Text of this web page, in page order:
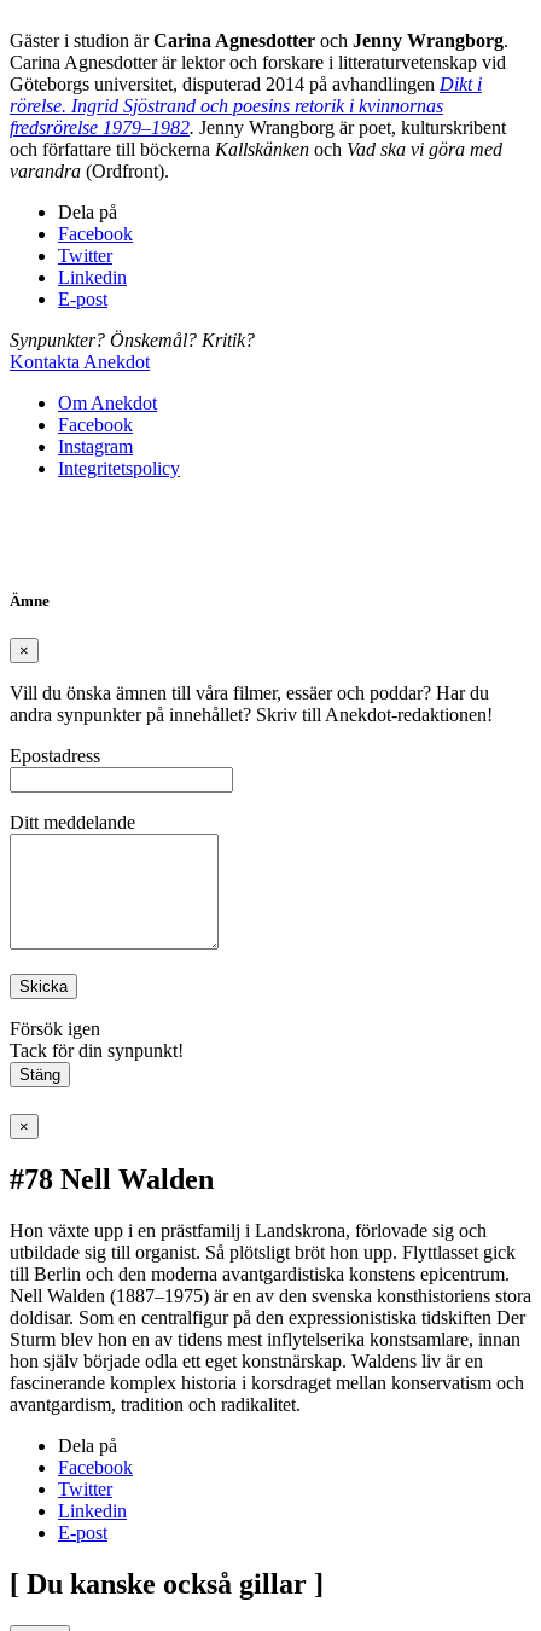
Gäster i studion ärCarina Agnesdotter och Jenny Wrangborg.
Carina Agnesdotter är lektor och forskare i litteraturvetenskap vid
Göteborgs universitet, disputerad 2014 på avhandlingen Dikt i
rörelse. Ingrid Sjöstrand och poesins retorik i kvinnornas
fredsrörelse 1979–1982. Jenny Wrangborg är poet, kulturskribent
och författare till böckerna Kallskänken och Vad ska vi göra med
varandra (Ordfront).
Dela på
Facebook
Twitter
Linkedin
E-post
Synpunkter? Önskemål? Kritik?
Kontakta Anekdot
Om Anekdot
Facebook
Instagram
Integritetspolicy
Ämne
×
Vill du önska ämnen till våra filmer, essäer och poddar? Har du
andra synpunkter på innehållet? Skriv till Anekdot-redaktionen!
Epostadress
Ditt meddelande
Skicka
Försök igen
Tack för din synpunkt!
Stäng
×
#78 Nell Walden
Hon växte upp i en prästfamilj i Landskrona, förlovade sig och
utbildade sig till organist. Så plötsligt bröt hon upp. Flyttlasset gick
till Berlin och den moderna avantgardistiska konstens epicentrum.
Nell Walden (1887–1975) är en av den svenska konsthistoriens stora
doldisar. Som en centralfigur på den expressionistiska tidskiften Der
Sturm blev hon en av tidens mest inflytelserika konstsamlare, innan
hon själv började odla ett eget konstnärskap. Waldens liv är en
fascinerande komplex historia i korsdraget mellan konservatism och
avantgardism, tradition och radikalitet.
Dela på
Facebook
Twitter
Linkedin
E-post
[ Du kanske också gillar ]